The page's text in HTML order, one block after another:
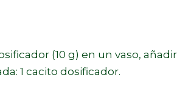
(10 g) en un vaso,
1 cacito dosificador.